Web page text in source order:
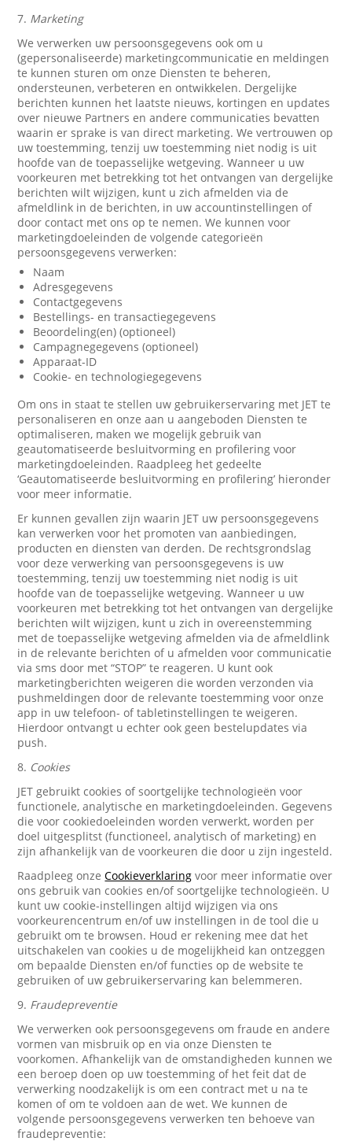
7. Marketing
We verwerken uw persoonsgegevens ook om u
(gepersonaliseerde) marketingcommunicatie en meldingen
te kunnen sturen om onze Diensten te beheren,
ondersteunen, verbeteren en ontwikkelen. Dergelijke
berichten kunnen het laatste nieuws, kortingen en updates
over nieuwe Partners en andere communicaties bevatten
waarin er sprake is van direct marketing. We vertrouwen op
uw toestemming, tenzij uw toestemming niet nodig is uit
hoofde van de toepasselijke wetgeving. Wanneer u uw
voorkeuren met betrekking tot het ontvangen van dergelijke
berichten wilt wijzigen, kunt u zich afmelden via de
afmeldlink in de berichten, in uw accountinstellingen of
door contact met ons op te nemen. We kunnen voor
marketingdoeleinden de volgende categorieën
persoonsgegevens verwerken:
Naam
Adresgegevens
Contactgegevens
Bestellings- en transactiegegevens
Beoordeling(en) (optioneel)
Campagnegegevens (optioneel)
Apparaat-ID
Cookie- en technologiegegevens
Om ons in staat te stellen uw gebruikerservaring met JET te
personaliseren en onze aan u aangeboden Diensten te
optimaliseren, maken we mogelijk gebruik van
geautomatiseerde besluitvorming en profilering voor
marketingdoeleinden. Raadpleeg het gedeelte
‘Geautomatiseerde besluitvorming en profilering’ hieronder
voor meer informatie.
Er kunnen gevallen zijn waarin JET uw persoonsgegevens
kan verwerken voor het promoten van aanbiedingen,
producten en diensten van derden. De rechtsgrondslag
voor deze verwerking van persoonsgegevens is uw
toestemming, tenzij uw toestemming niet nodig is uit
hoofde van de toepasselijke wetgeving. Wanneer u uw
voorkeuren met betrekking tot het ontvangen van dergelijke
berichten wilt wijzigen, kunt u zich in overeenstemming
met de toepasselijke wetgeving afmelden via de afmeldlink
in de relevante berichten of u afmelden voor communicatie
via sms door met “STOP” te reageren. U kunt ook
marketingberichten weigeren die worden verzonden via
pushmeldingen door de relevante toestemming voor onze
app in uw telefoon- of tabletinstellingen te weigeren.
Hierdoor ontvangt u echter ook geen bestelupdates via
push.
8. Cookies
JET gebruikt cookies of soortgelijke technologieën voor
functionele, analytische en marketingdoeleinden. Gegevens
die voor cookiedoeleinden worden verwerkt, worden per
doel uitgesplitst (functioneel, analytisch of marketing) en
zijn afhankelijk van de voorkeuren die door u zijn ingesteld.
Raadpleeg onzeCookieverklaring voor meer informatie over
ons gebruik van cookies en/of soortgelijke technologieën. U
kunt uw cookie-instellingen altijd wijzigen via ons
voorkeurencentrum en/of uw instellingen in de tool die u
gebruikt om te browsen. Houd er rekening mee dat het
uitschakelen van cookies u de mogelijkheid kan ontzeggen
om bepaalde Diensten en/of functies op de website te
gebruiken of uw gebruikerservaring kan belemmeren.
9. Fraudepreventie
We verwerken ook persoonsgegevens om fraude en andere
vormen van misbruik op en via onze Diensten te
voorkomen. Afhankelijk van de omstandigheden kunnen we
een beroep doen op uw toestemming of het feit dat de
verwerking noodzakelijk is om een contract met u na te
komen of om te voldoen aan de wet. We kunnen de
volgende persoonsgegevens verwerken ten behoeve van
fraudepreventie: